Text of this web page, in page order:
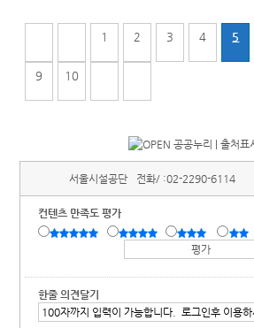
1 2 3 4 5
9 10
서울시설공단 전화/ :02-2290-6114
컨텐츠 만족도 평가
한줄 의견달기